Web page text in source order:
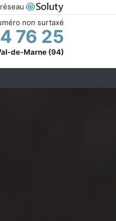
non surtaxé
76 25
de-Marne (94)